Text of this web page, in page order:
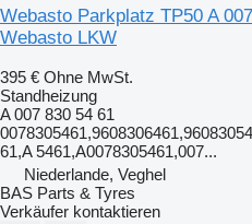
Webasto Parkplatz TP50 A
Webasto LKW
395 € Ohne MwSt.
Standheizung
A 007 830 54 61
61,A 5461,A0078305461,007...
Niederlande, Veghel
BAS Parts & Tyres
Verkäufer kontaktieren